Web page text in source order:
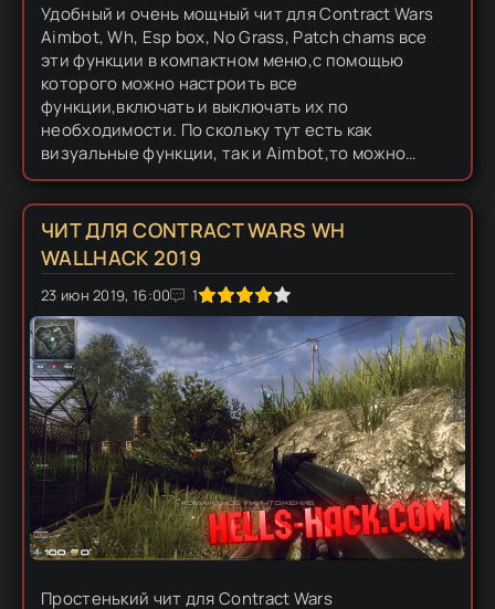
Удобный и очень мощный чит для Contract Wars
Aimbot, Wh, Esp box, No Grass, Patch chams все
эти функции в компактном меню,с помощью
которого можно настроить все
функции,включать и выключать их по
необходимости. По скольку тут есть как
визуальные функции, так и Aimbot,то можно
считать этот хак Multihack и он подойдет как для
легит игры,Ведь тут есть Wallhack и Esp,так он
и...
ЧИТ ДЛЯ CONTRACT WARS WH
WALLHACK 2019
23 июн 2019, 16:00 1
1 2 3 4 5
Простенький чит для Contract Wars